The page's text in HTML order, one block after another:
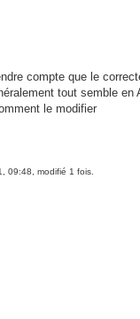
compte que le
tout semble en
le modifier
09:48, modifié 1 fois.